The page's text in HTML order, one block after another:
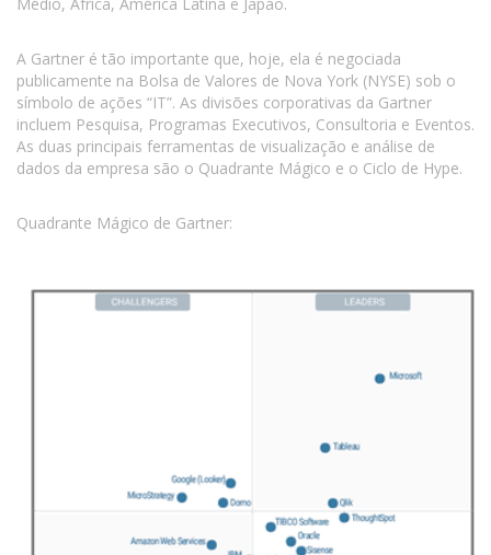
A Gartner é tão importante que, hoje, ela é negociada
publicamente na Bolsa de Valores de Nova York (NYSE) sob o
símbolo de ações “IT”. As divisões corporativas da Gartner
incluem Pesquisa, Programas Executivos, Consultoria e Eventos.
As duas principais ferramentas de visualização e análise de
dados da empresa são o Quadrante Mágico e o Ciclo de Hype.
Quadrante Mágico de Gartner: